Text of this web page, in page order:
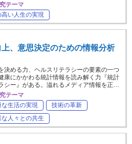
テーマ
高い人生の実現
、意思決定のための情報分析
決める力、ヘルスリテラシーの要素の一つ
康にかかわる統計情報を読み解く力『統計
シー』がある。溢れるメディア情報を正…
テーマ
な生活の実現
技術の革新
な人々との共生